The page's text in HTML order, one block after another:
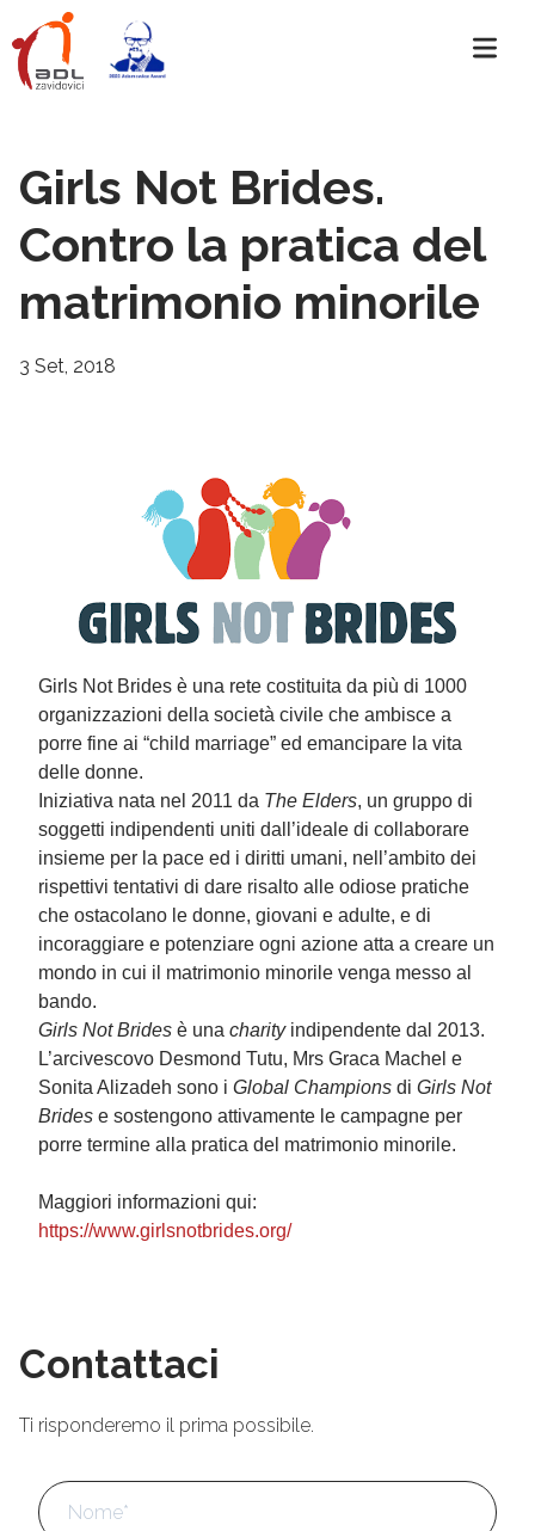
Girls Not Brides.
Contro la pratica del
matrimonio minorile
3 Set, 2018
Girls Not Brides è una rete costituita da più di 1000
organizzazioni della società civile che ambisce a
porre fine ai “child marriage” ed emancipare la vita
delle donne.
Iniziativa nata nel 2011 da The Elders, un gruppo di
soggetti indipendenti uniti dall’ideale di collaborare
insieme per la pace ed i diritti umani, nell’ambito dei
rispettivi tentativi di dare risalto alle odiose pratiche
che ostacolano le donne, giovani e adulte, e di
incoraggiare e potenziare ogni azione atta a creare un
mondo in cui il matrimonio minorile venga messo al
bando.
Girls Not Brides è una charity indipendente dal 2013.
L’arcivescovo Desmond Tutu, Mrs Graca Machel e
Sonita Alizadeh sono i Global Champions di Girls Not
Brides e sostengono attivamente le campagne per
porre termine alla pratica del matrimonio minorile.
Maggiori informazioni qui:
https://www.girlsnotbrides.org/
Contattaci
Ti risponderemo il prima possibile.
Nome *